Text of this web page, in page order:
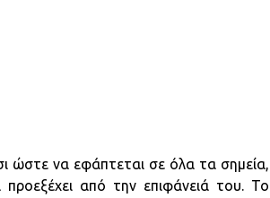
να εφάπτεται σε όλα τα σημεία,
από την επιφάνειά του. Το